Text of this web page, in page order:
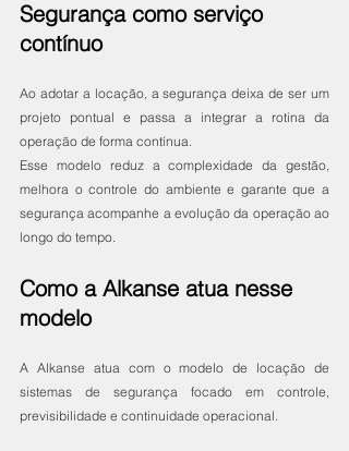
Segurança como serviço
contínuo
Ao adotar a locação, a segurança deixa de ser um
projeto pontual e passa a integrar a rotina da
operação de forma contínua.
Esse modelo reduz a complexidade da gestão,
melhora o controle do ambiente e garante que a
segurança acompanhe a evolução da operação ao
longo do tempo.
Como a Alkanse atua nesse
modelo
A Alkanse atua com o modelo de locação de
sistemas de segurança focado em controle,
previsibilidade e continuidade operacional.